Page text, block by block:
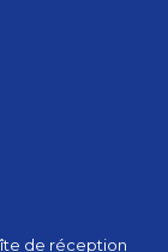
de réception